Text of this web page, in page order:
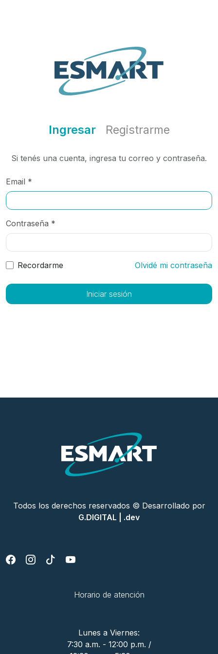
Ingresar Registrarme
Si tenés una cuenta, ingresa tu correo y contraseña.
Email *
Contraseña *
Recordarme Olvidé mi contraseña
Todos los derechos reservados © Desarrollado por
G.DIGITAL | .dev
Horario de atención
Lunes a Viernes:
7:30 a.m. - 12:00 p.m. /